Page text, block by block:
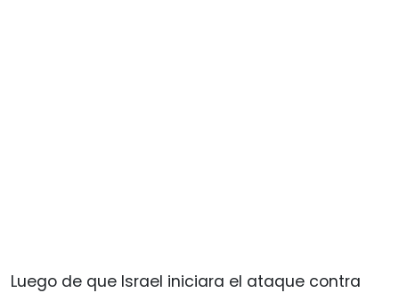
Luego de que Israel iniciara el ataque contra